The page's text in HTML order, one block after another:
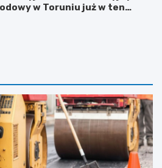
w Toruniu już w ten